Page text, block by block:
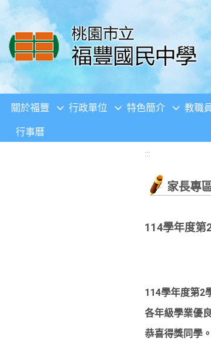
移至網頁之主要內容區位置
關於福豐 行政單位 特色簡介 教職
行事曆
:::
家長專
114學年度第
114學年度第2
各年級學業優
恭喜得獎同學。